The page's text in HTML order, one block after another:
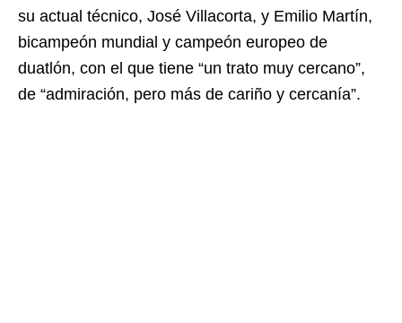
su actual técnico, José Villacorta, y Emilio Martín,
bicampeón mundial y campeón europeo de
duatlón, con el que tiene “un trato muy cercano”,
de “admiración, pero más de cariño y cercanía”.